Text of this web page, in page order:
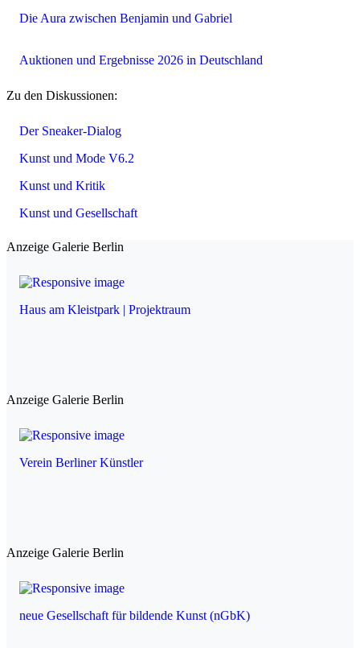
Die Aura zwischen Benjamin und Gabriel
Auktionen und Ergebnisse 2026 in Deutschland
Zu den Diskussionen:
Der Sneaker-Dialog
Kunst und Mode V6.2
Kunst und Kritik
Kunst und Gesellschaft
Anzeige Galerie Berlin
Haus am Kleistpark | Projektraum
Anzeige Galerie Berlin
Verein Berliner Künstler
Anzeige Galerie Berlin
neue Gesellschaft für bildende Kunst (nGbK)